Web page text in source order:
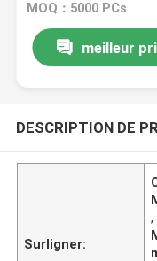
MOQ：5000 PCs
meilleur
DESCRIPTION DE
Surligner:
,